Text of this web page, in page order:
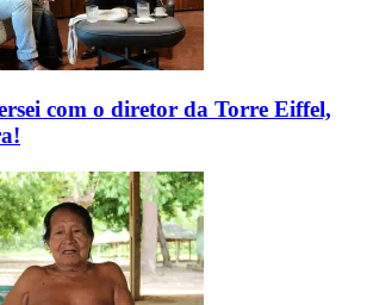
com o diretor da Torre Eiffel,